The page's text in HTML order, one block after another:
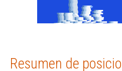
Resumen de